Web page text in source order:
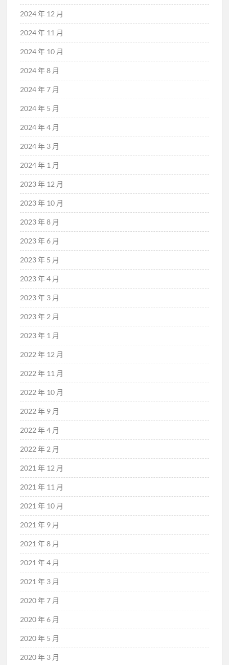
2024 年 12 月
2024 年 11 月
2024 年 10 月
2024 年 8 月
2024 年 7 月
2024 年 5 月
2024 年 4 月
2024 年 3 月
2024 年 1 月
2023 年 12 月
2023 年 10 月
2023 年 8 月
2023 年 6 月
2023 年 5 月
2023 年 4 月
2023 年 3 月
2023 年 2 月
2023 年 1 月
2022 年 12 月
2022 年 11 月
2022 年 10 月
2022 年 9 月
2022 年 4 月
2022 年 2 月
2021 年 12 月
2021 年 11 月
2021 年 10 月
2021 年 9 月
2021 年 8 月
2021 年 4 月
2021 年 3 月
2020 年 7 月
2020 年 6 月
2020 年 5 月
2020 年 3 月